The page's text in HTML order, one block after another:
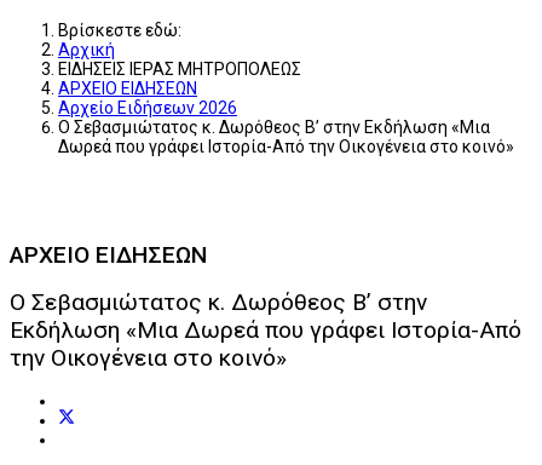
Βρίσκεστε εδώ:
Αρχική
ΕΙΔΗΣΕΙΣ ΙΕΡΑΣ ΜΗΤΡΟΠΟΛΕΩΣ
ΑΡΧΕΙΟ ΕΙΔΗΣΕΩΝ
Αρχείο Ειδήσεων 2026
Ο Σεβασμιώτατος κ. Δωρόθεος Β’ στην Εκδήλωση «Μια
Δωρεά που γράφει Ιστορία-Από την Οικογένεια στο κοινό»
ΑΡΧΕΙΟ ΕΙΔΗΣΕΩΝ
Ο Σεβασμιώτατος κ. Δωρόθεος Β’ στην
Εκδήλωση «Μια Δωρεά που γράφει Ιστορία-Από
την Οικογένεια στο κοινό»